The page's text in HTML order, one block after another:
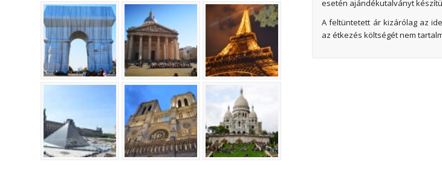
esetén ajándékutalványt
A feltüntetett ár kizárólag az
az étkezés költségét nem